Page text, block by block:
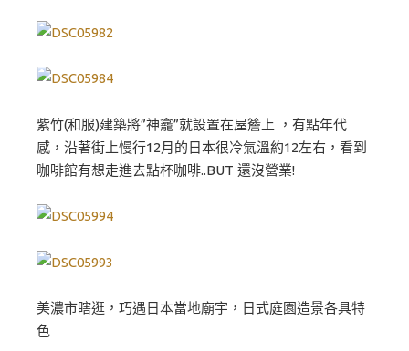
紫竹(和服)建築將”神龕”就設置在屋簷上 ，有點年代
感，沿著街上慢行12月的日本很冷氣溫約12左右，看到
咖啡館有想走進去點杯咖啡..BUT 還沒營業!
美濃市瞎逛，巧遇日本當地廟宇，日式庭園造景各具特
色